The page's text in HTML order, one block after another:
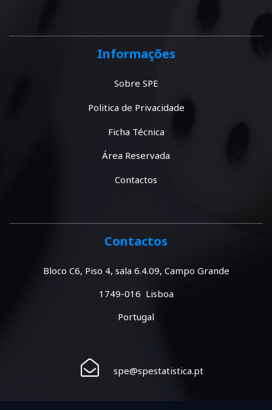
Informações
Sobre SPE
Politica de Privacidade
Ficha Técnica
Área Reservada
Contactos
Contactos
Bloco C6, Piso 4, sala 6.4.09, Campo Grande
1749-016 Lisboa
Portugal
spe@spestatistica.pt